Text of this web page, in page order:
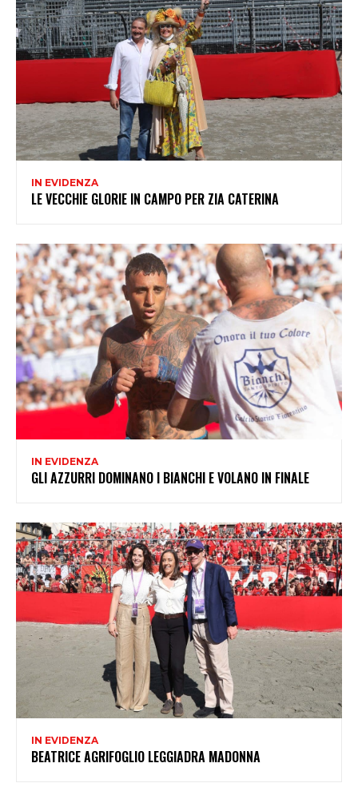
IN EVIDENZA
LE VECCHIE GLORIE IN CAMPO PER ZIA CATERINA
IN EVIDENZA
GLI AZZURRI DOMINANO I BIANCHI E VOLANO IN FINALE
IN EVIDENZA
BEATRICE AGRIFOGLIO LEGGIADRA MADONNA